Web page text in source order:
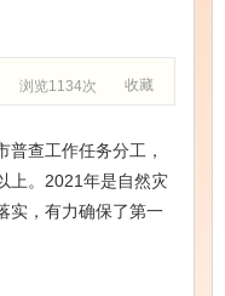
收藏
浏览1134次
查工作任务分工，
上。2021年是自然灾
实，有力确保了第一